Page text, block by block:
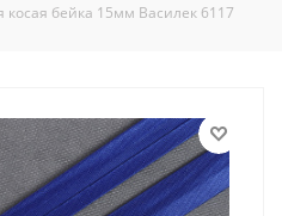
косая бейка 15мм Василек 6117